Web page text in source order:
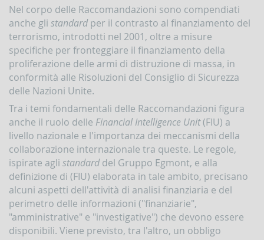
Segnalazioni
AntiRiciclaggio
Aggregate
(SARA)
Comunicazioni
oggettive
(OGG)
Dichiarazioni
operazioni
oro
(ORO)
Comunicazioni
sanzioni
finanziarie
Comunicazioni
Russia
Bielorussia
Nel corpo delle Raccomandazioni sono compendiati
anche gli standardper il contrasto al finanziamento del
terrorismo, introdotti nel 2001, oltre a misure
specifiche per fronteggiare il finanziamento della
proliferazione delle armi di distruzione di massa, in
conformità alle Risoluzioni del Consiglio di Sicurezza
delle Nazioni Unite.
Tra i temi fondamentali delle Raccomandazioni figura
anche il ruolo delle Financial Intelligence Unit(FIU) a
livello nazionale e l'importanza dei meccanismi della
collaborazione internazionale tra queste. Le regole,
ispirate agli standarddel Gruppo Egmont, e alla
definizione di (FIU) elaborata in tale ambito, precisano
alcuni aspetti dell'attività di analisi finanziaria e del
perimetro delle informazioni ("finanziarie",
"amministrative" e "investigative") che devono essere
disponibili. Viene previsto, tra l'altro, un obbligo